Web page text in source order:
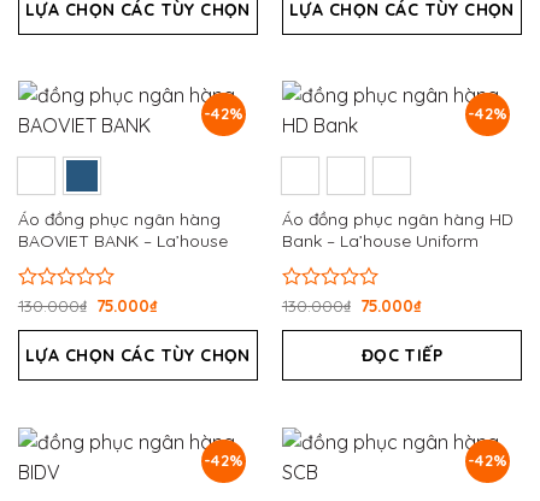
0
5
LỰA CHỌN CÁC TÙY CHỌN
0
5
LỰA CHỌN CÁC TÙY CHỌN
-42%
Áo đồng phục ngân hàng
BAOVIET BANK – La’house
Uniform
Được
hạng
0
5
130.000₫ 75.000₫
LỰA CHỌN CÁC TÙY CHỌN
-42%
Áo đồng phục ngân hàng HD
Bank – La’house Uniform
Được
5
130.000₫ 75.000₫
ĐỌC TIẾP
-42% -42%